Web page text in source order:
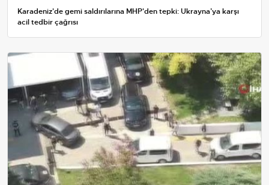
Karadeniz'de gemi saldırılarına MHP'den tepki: Ukrayna’ya karşı
acil tedbir çağrısı